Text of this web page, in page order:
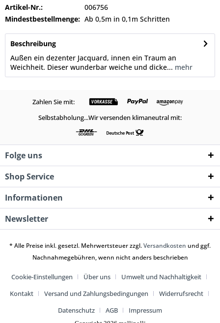
Artikel-Nr.:
006756
Mindestbestellmenge: Ab 0,5m in 0,1m Schritten
Beschreibung
Außen ein dezenter Jacquard, innen ein Traum an
Weichheit. Dieser wunderbar weiche und dicke... mehr
Zahlen Sie mit:
Selbstabholung...Wir versenden klimaneutral mit:
Folge uns
Shop Service
Informationen
Newsletter
* Alle Preise inkl. gesetzl. Mehrwertsteuer zzgl.Versandkosten und ggf.
Nachnahmegebühren, wenn nicht anders beschrieben
Cookie-Einstellungen Über uns
Umwelt und Nachhaltigkeit
Kontakt
Versand und Zahlungsbedingungen
Widerrufsrecht
Datenschutz
AGB Impressum